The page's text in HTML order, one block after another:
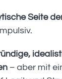
Seite
– aber mit